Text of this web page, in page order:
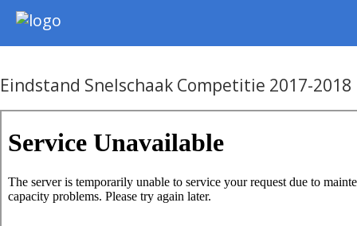
Nieuws
Extern
WSK Toernooi
Agenda
Informatie
Eindstand Snelschaak Competitie 2017-2018